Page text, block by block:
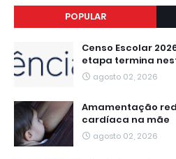
POPULAR
Censo Escolar
etapa termina
agosto 02, 2026
Amamentação
cardíaca na mãe
agosto 02, 2026